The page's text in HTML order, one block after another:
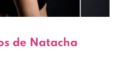
de Natacha